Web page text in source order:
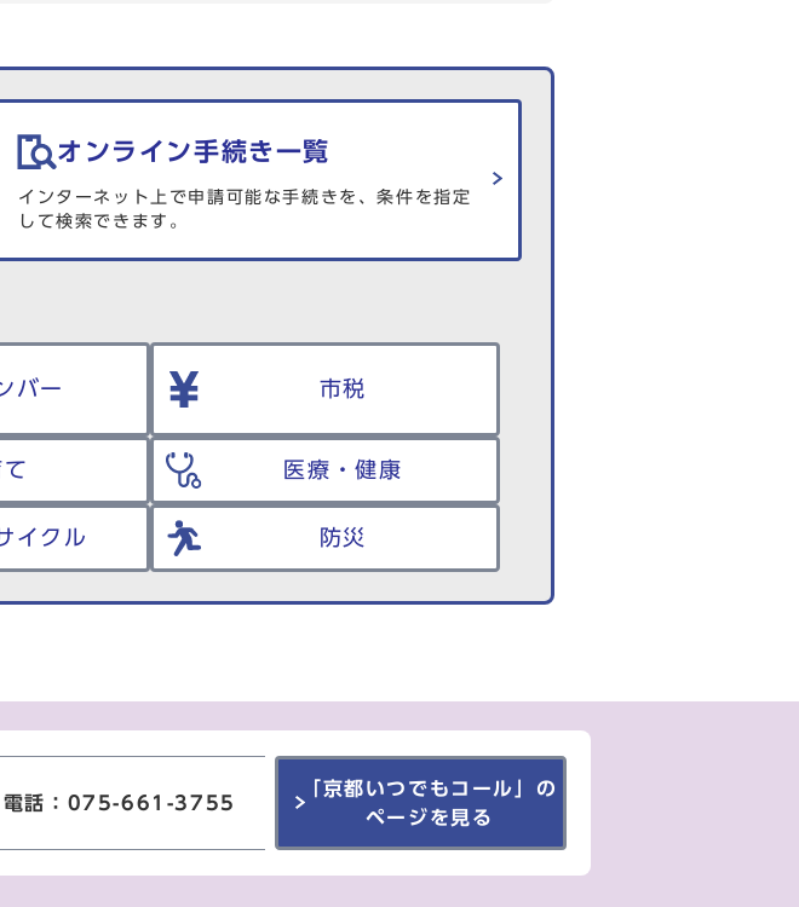
オンライン手続き一覧
インターネット上で申請可能な手続きを、条件を指定
して検索できます。
バー 市税
医療・健康
イクル 防災
電話：075-661-3755
「京都いつでもコール」の
ページを見る